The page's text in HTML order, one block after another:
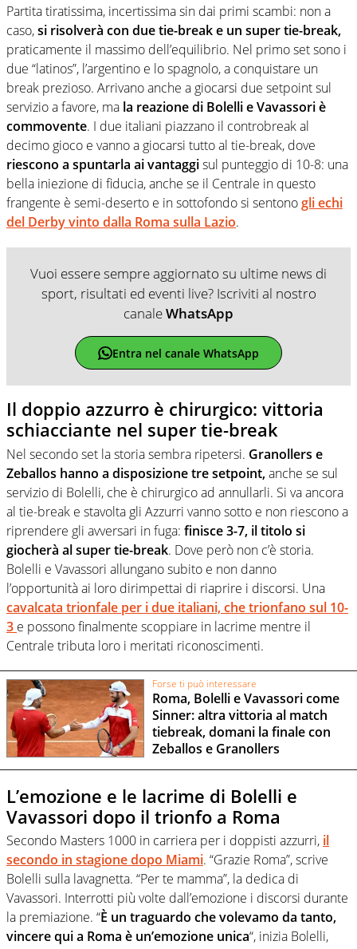
Partita tiratissima, incertissima sin dai primi scambi: non a
caso,si risolverà con due tie-break e un super tie-break,
praticamente il massimo dell’equilibrio. Nel primo set sono i
due “latinos”, l’argentino e lo spagnolo, a conquistare un
break prezioso. Arrivano anche a giocarsi due setpoint sul
servizio a favore, ma la reazione di Bolelli e Vavassori è
commovente. I due italiani piazzano il controbreak al
decimo gioco e vanno a giocarsi tutto al tie-break, dove
riescono a spuntarla ai vantaggisul punteggio di 10-8: una
bella iniezione di fiducia, anche se il Centrale in questo
frangente è semi-deserto e in sottofondo si sentonogli echi
del Derby vinto dalla Roma sulla Lazio.
Vuoi essere sempre aggiornato su ultime news di
sport, risultati ed eventi live? Iscriviti al nostro
canaleWhatsApp
Entra nel canale WhatsApp
Il doppio azzurro è chirurgico: vittoria
schiacciante nel super tie-break
Nel secondo set la storia sembra ripetersi. Granollers e
Zeballos hanno a disposizione tre setpoint,anche se sul
servizio di Bolelli, che è chirurgico ad annullarli. Si va ancora
al tie-break e stavolta gli Azzurri vanno sotto e non riescono a
riprendere gli avversari in fuga: finisce 3-7, il titolo si
giocherà al super tie-break. Dove però non c’è storia.
Bolelli e Vavassori allungano subito e non danno
l’opportunità ai loro dirimpettai di riaprire i discorsi. Una
cavalcata trionfale per i due italiani, che trionfano sul 10-
3 e possono finalmente scoppiare in lacrime mentre il
Centrale tributa loro i meritati riconoscimenti.
Forse ti può interessare
Roma, Bolelli e Vavassori come
Sinner: altra vittoria al match
tiebreak, domani la finale con
Zeballos e Granollers
L’emozione e le lacrime di Bolelli e
Vavassori dopo il trionfo a Roma
Secondo Masters 1000 in carriera per i doppisti azzurri, il
secondo in stagione dopo Miami. “Grazie Roma”, scrive
Bolelli sulla lavagnetta. “Per te mamma”, la dedica di
Vavassori. Interrotti più volte dall’emozione i discorsi durante
la premiazione. “È un traguardo che volevamo da tanto,
vincere qui a Roma è un’emozione unica“, inizia Bolelli,